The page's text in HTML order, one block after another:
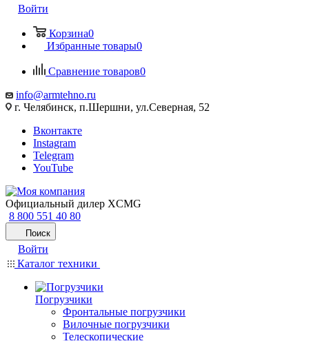
Войти
Корзина0
Избранные товары0
Сравнение товаров0
info@armtehno.ru
г. Челябинск, п.Шершни, ул.Северная, 52
Вконтакте
Instagram
Telegram
YouTube
Официальный дилер XCMG
8 800 551 40 80
Поиск
Войти
Каталог техники
Погрузчики
Фронтальные погрузчики
Вилочные погрузчики
Телескопические